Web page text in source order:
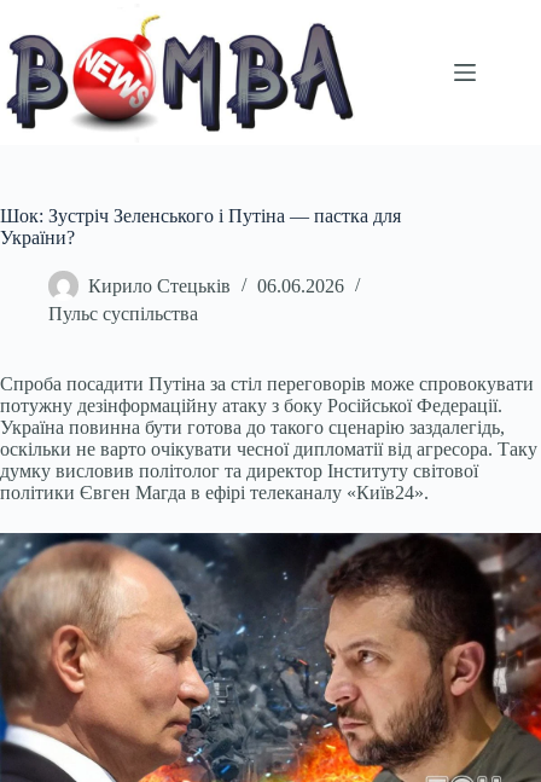
вмісту
Шок: Зустріч Зеленського і Путіна — пастка для
України?
Кирило Стецьків
06.06.2026
Пульс суспільства
Спроба посадити Путіна за стіл переговорів може спровокувати
потужну дезінформаційну атаку з боку Російської Федерації.
Україна повинна бути готова до такого сценарію заздалегідь,
оскільки не варто очікувати чесної дипломатії від агресора. Таку
думку висловив політолог та директор Інституту світової
політики Євген Магда в ефірі телеканалу «Київ24».